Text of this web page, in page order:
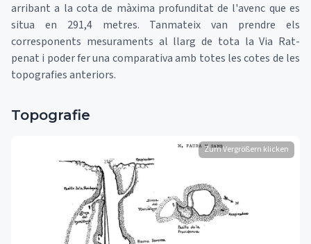
arribant a la cota de màxima profunditat de l'avenc que es
situa en 291,4 metres. Tanmateix van prendre els
corresponents mesuraments al llarg de tota la Via Rat-
penat i poder fer una comparativa amb totes les cotes de les
topografies anteriors.
Topografie
Zum Vergrößern klicken